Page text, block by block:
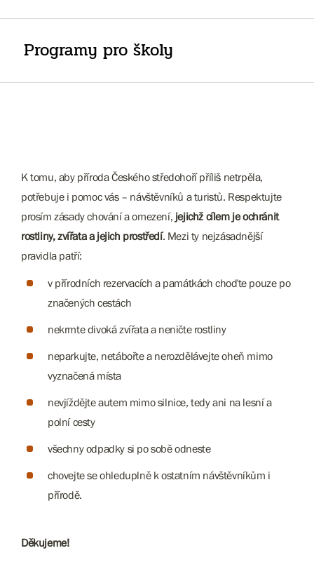
Programy pro školy
K tomu, aby příroda Českého středohoří příliš netrpěla,
potřebuje i pomoc vás – návštěvníků a turistů. Respektujte
prosím zásady chování a omezení, jejichž cílem je ochránit
rostliny, zvířata a jejich prostředí. Mezi ty nejzásadnější
pravidla patří:
v přírodních rezervacích a památkáchchoďtepouze po
značených cestách
nekrmte divoká zvířata a neničte rostliny
neparkujte, netábořtea nerozdělávejte oheň mimo
vyznačená místa
nevjíždějte autem mimo silnice, tedy ani na lesní a
polní cesty
všechny odpadky si po sobě odneste
chovejte se ohleduplně k ostatním návštěvníkům i
přírodě.
Děkujeme!